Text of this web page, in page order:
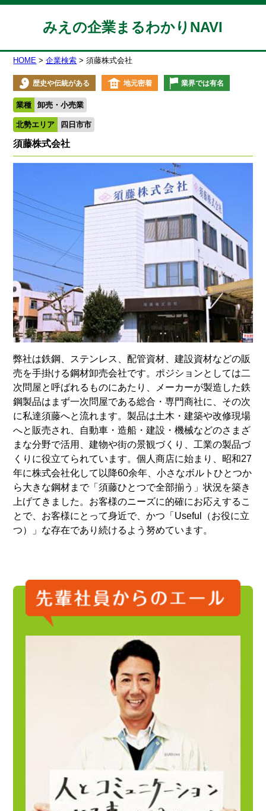
みえの企業まるわかりNAVI
HOME 企業検索 須藤株式会社
歴史や伝統がある 地元密着 業界では有名
業種 卸売・小売業
北勢エリア 四日市市
須藤株式会社
弊社は鉄鋼、ステンレス、配管資材、建設資材などの販
売を手掛ける鋼材卸売会社です。ポジションとしては二
次問屋と呼ばれるものにあたり、メーカーが製造した鉄
鋼製品はまず一次問屋である総合・専門商社に、その次
に私達須藤へと流れます。製品は土木・建築や改修現場
へと販売され、自動車・造船・建設・機械などのさまざ
まな分野で活用、建物や街の景観づくり、工業の製品づ
くりに役立てられています。個人商店に始まり、昭和27
年に株式会社化して以降60余年、小さなボルトひとつか
ら大きな鋼材まで「須藤ひとつで全部揃う」状況を築き
上げてきました。お客様のニーズに的確にお応えするこ
とで、お客様にとって身近で、かつ「Useful（お役に立
つ）」な存在であり続けるよう努めています。